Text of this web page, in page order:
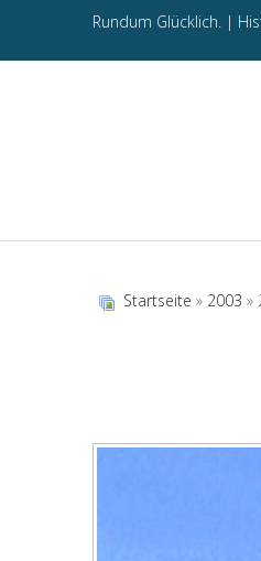
Rundum Glücklich. |
Startseite » 2003 »